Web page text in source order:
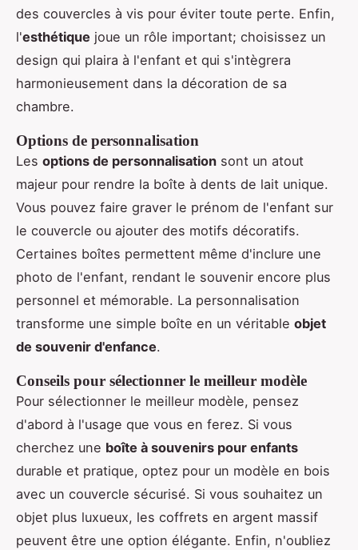
des couvercles à vis pour éviter toute perte. Enfin,
l'esthétique joue un rôle important; choisissez un
design qui plaira à l'enfant et qui s'intègrera
harmonieusement dans la décoration de sa
chambre.
Options de personnalisation
Les options de personnalisation sont un atout
majeur pour rendre la boîte à dents de lait unique.
Vous pouvez faire graver le prénom de l'enfant sur
le couvercle ou ajouter des motifs décoratifs.
Certaines boîtes permettent même d'inclure une
photo de l'enfant, rendant le souvenir encore plus
personnel et mémorable. La personnalisation
transforme une simple boîte en un véritable objet
de souvenir d'enfance.
Conseils pour sélectionner le meilleur modèle
Pour sélectionner le meilleur modèle, pensez
d'abord à l'usage que vous en ferez. Si vous
cherchez une boîte à souvenirs pour enfants
durable et pratique, optez pour un modèle en bois
avec un couvercle sécurisé. Si vous souhaitez un
objet plus luxueux, les coffrets en argent massif
peuvent être une option élégante. Enfin, n'oubliez